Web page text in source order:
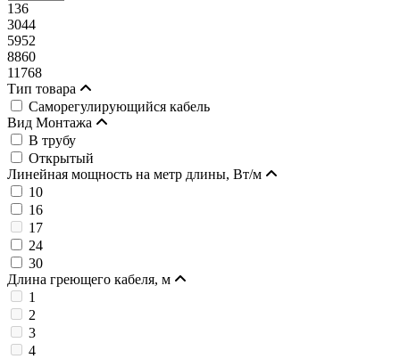
136
3044
5952
8860
11768
Тип товара
Саморегулирующийся кабель
Вид Монтажа
В трубу
Открытый
Линейная мощность на метр длины, Вт/м
10
16
17
24
30
Длина греющего кабеля, м
1
2
3
4